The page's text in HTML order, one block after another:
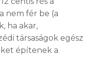
nem fér be (a
ha akar,
társaságok egész
építenek a